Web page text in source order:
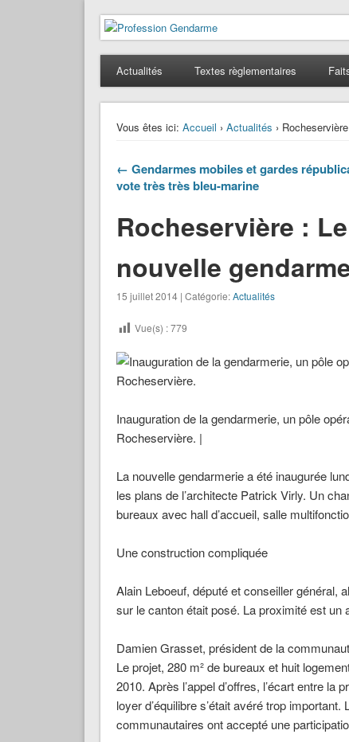
Profession Gendarme
Le journal des gendarmes
Actualités Textes règlementaires
Vous êtes ici: Accueil › Actualités ›
← Gendarmes mobiles et gardes
vote très très bleu-marine
Rocheservière :
nouvelle
15 juillet 2014 | Catégorie:Actualités
Vue(s) :779
Inauguration de la gendarmerie, un pôle
Rocheservière. |
La nouvelle gendarmerie a été inaugurée
les plans de l’architecte Patrick Virly. Un
bureaux avec hall d’accueil, salle
Une construction compliquée
Alain Leboeuf, député et conseiller général,
sur le canton était posé. La proximité est un
Damien Grasset, président de la
Le projet, 280 m² de bureaux et huit
2010. Après l’appel d’offres, l’écart entre
loyer d’équilibre s’était avéré trop
communautaires ont accepté une